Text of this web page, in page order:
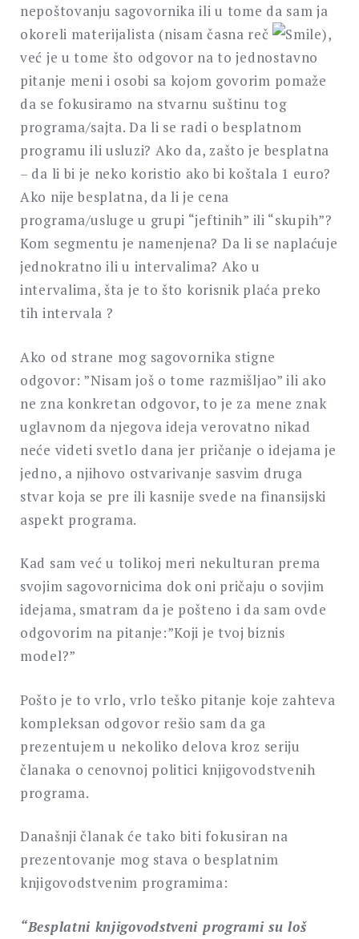
nepoštovanju sagovornika ili u tome da sam ja
okoreli materijalista (nisam časna reč
),
već je u tome što odgovor na to jednostavno
pitanje meni i osobi sa kojom govorim pomaže
da se fokusiramo na stvarnu suštinu tog
programa/sajta. Da li se radi o besplatnom
programu ili usluzi? Ako da, zašto je besplatna
– da li bi je neko koristio ako bi koštala 1 euro?
Ako nije besplatna, da li je cena
programa/usluge u grupi “jeftinih” ili “skupih”?
Kom segmentu je namenjena? Da li se naplaćuje
jednokratno ili u intervalima? Ako u
intervalima, šta je to što korisnik plaća preko
tih intervala ?
Ako od strane mog sagovornika stigne
odgovor: ”Nisam još o tome razmišljao” ili ako
ne zna konkretan odgovor, to je za mene znak
uglavnom da njegova ideja verovatno nikad
neće videti svetlo dana jer pričanje o idejama je
jedno, a njihovo ostvarivanje sasvim druga
stvar koja se pre ili kasnije svede na finansijski
aspekt programa.
Kad sam već u tolikoj meri nekulturan prema
svojim sagovornicima dok oni pričaju o sovjim
idejama, smatram da je pošteno i da sam ovde
odgovorim na pitanje:”Koji je tvoj biznis
model?”
Pošto je to vrlo, vrlo teško pitanje koje zahteva
kompleksan odgovor rešio sam da ga
prezentujem u nekoliko delova kroz seriju
članaka o cenovnoj politici knjigovodstvenih
programa.
Današnji članak će tako biti fokusiran na
prezentovanje mog stava o besplatnim
knjigovodstvenim programima:
“Besplatni knjigovodstveni programi su loš